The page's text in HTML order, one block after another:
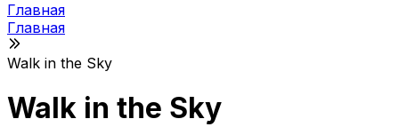
Главная
Главная
Walk in the Sky
Walk in the Sky